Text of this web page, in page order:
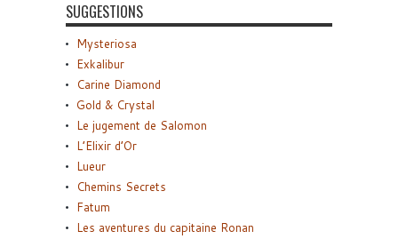
SUGGESTIONS
Mysteriosa
Exkalibur
Carine Diamond
Gold & Crystal
Le jugement de Salomon
L’Elixir d’Or
Lueur
Chemins Secrets
Fatum
Les aventures du capitaine Ronan